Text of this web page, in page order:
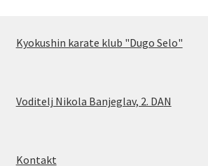
Kyokushin karate klub "Dugo Selo"
Voditelj Nikola Banjeglav, 2. DAN
Kontakt